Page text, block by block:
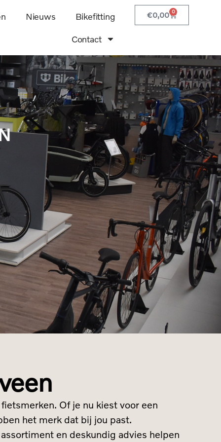
Nieuws Bikefitting
Contact
€0,00 0
Of je nu kiest voor een
het merk dat bij jou past.
en deskundig advies helpen